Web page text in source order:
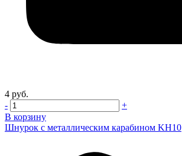
4 руб.
-
+
В корзину
Шнурок с металлическим карабином KH10